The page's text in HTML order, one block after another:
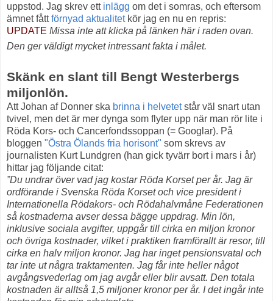
uppstod. Jag skrev ett inlägg om det i somras, och eftersom
ämnet fåttförnyad aktualitetkör jag en nu en repris:
UPDATE Missa inte att klicka på länken här i raden ovan.
Den ger väldigt mycket intressant fakta i målet.
Skänk en slant till Bengt Westerbergs
miljonlön.
Att Johan af Donner ska brinna i helvetetstår väl snart utan
tvivel, men det är mer dynga som flyter upp när man rör lite i
Röda Kors- och Cancerfondssoppan (= Googlar). På
bloggen "Östra Ölands fria horisont" som skrevs av
journalisten Kurt Lundgren (han gick tyvärr bort i mars i år)
hittar jag följande citat:
”Du undrar över vad jag kostar Röda Korset per år. Jag är
ordförande i Svenska Röda Korset och vice president i
Internationella Rödakors- och Rödahalvmåne Federationen
så kostnaderna avser dessa bägge uppdrag. Min lön,
inklusive sociala avgifter, uppgår till cirka en miljon kronor
och övriga kostnader, vilket i praktiken framförallt är resor, till
cirka en halv miljon kronor. Jag har inget pensionsvatal och
tar inte ut några traktamenten. Jag får inte heller något
avgångsvederlag om jag avgår eller blir avsatt. Den totala
kostnaden är alltså 1,5 miljoner kronor per år. I det ingår inte